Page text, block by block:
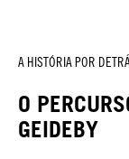
A HISTÓRIA POR
O
GEIDEBY